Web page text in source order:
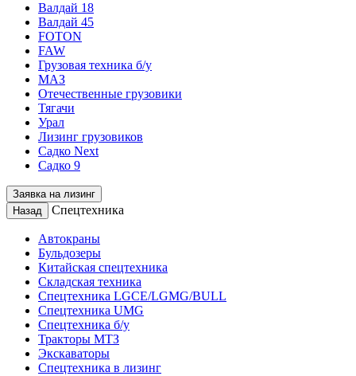
Валдай 18
Валдай 45
FOTON
FAW
Грузовая техника б/у
МАЗ
Отечественные грузовики
Тягачи
Урал
Лизинг грузовиков
Садко Next
Садко 9
Заявка на лизинг
Назад
Спецтехника
Автокраны
Бульдозеры
Китайская спецтехника
Складская техника
Спецтехника LGCE/LGMG/BULL
Спецтехника UMG
Спецтехника б/у
Тракторы МТЗ
Экскаваторы
Спецтехника в лизинг